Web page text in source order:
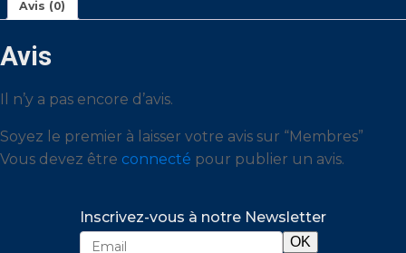
Avis (0)
Avis
Il n’y a pas encore d’avis.
Soyez le premier à laisser votre avis sur “Membres”
Vous devez être connecté pour publier un avis.
Inscrivez-vous à notre Newsletter